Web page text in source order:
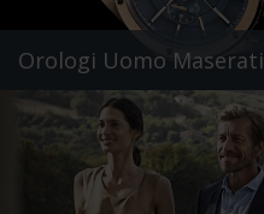
Orologi Uomo Maserati